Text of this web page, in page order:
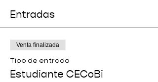
Entradas
Venta finalizada
Tipo de entrada
Estudiante CECoBi